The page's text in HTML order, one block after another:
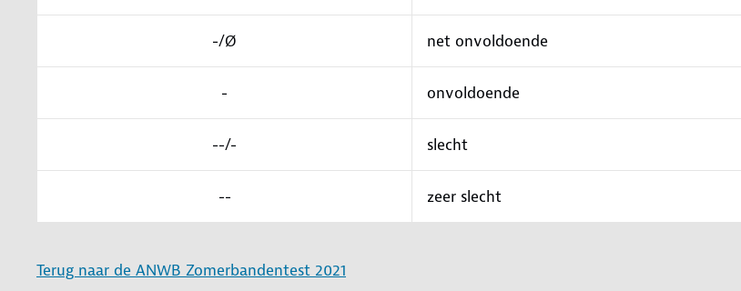
-/Ø net onvoldoende
- onvoldoende
--/- slecht
-- zeer slecht
Terug naar de ANWB Zomerbandentest 2021